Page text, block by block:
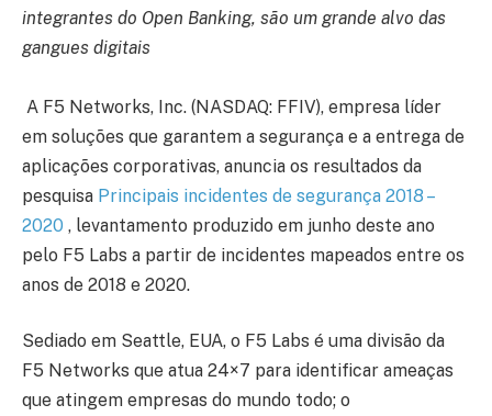
integrantes do Open Banking, são um grande alvo das
gangues digitais
A F5 Networks, Inc. (NASDAQ: FFIV), empresa líder
em soluções que garantem a segurança e a entrega de
aplicações corporativas, anuncia os resultados da
pesquisa Principais incidentes de segurança 2018 –
2020 , levantamento produzido em junho deste ano
pelo F5 Labs a partir de incidentes mapeados entre os
anos de 2018 e 2020.
Sediado em Seattle, EUA, o F5 Labs é uma divisão da
F5 Networks que atua 24×7 para identificar ameaças
que atingem empresas do mundo todo; o